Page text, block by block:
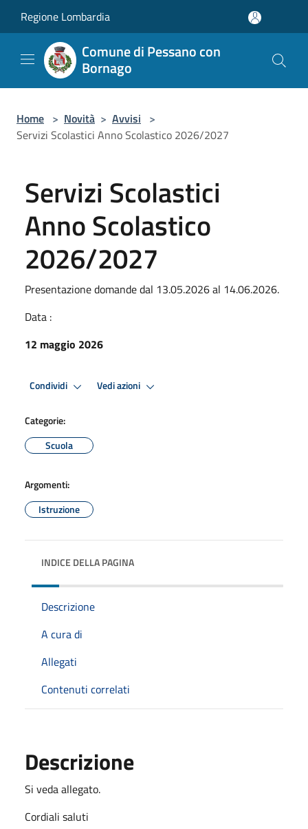
Regione Lombardia
Comune di Pessano con
Bornago
Home > Novità > Avvisi >
Servizi Scolastici Anno Scolastico 2026/2027
Servizi Scolastici
Anno Scolastico
2026/2027
Presentazione domande dal 13.05.2026 al 14.06.2026.
Data :
12 maggio 2026
Condividi Vedi azioni
Categorie:
Scuola
Argomenti:
Istruzione
INDICE DELLA PAGINA
Descrizione
A cura di
Allegati
Contenuti correlati
Descrizione
Si veda allegato.
Cordiali saluti